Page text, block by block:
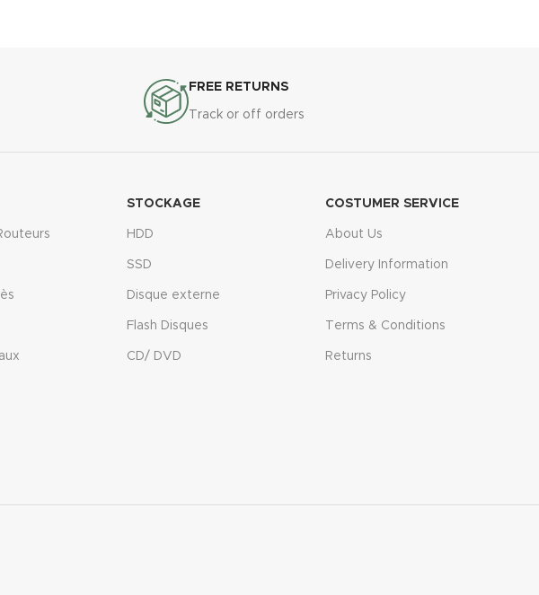
FREE RETURNS
Track or off orders
STOCKAGE
HDD
SSD
Disque externe
Flash Disques
CD/ DVD
COSTUMER SERVICE
About Us
Delivery Information
Privacy Policy
Terms & Conditions
Returns